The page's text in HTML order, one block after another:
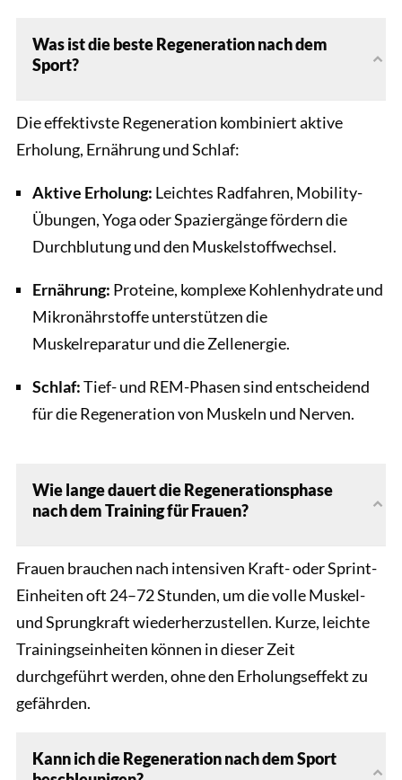
Was ist die beste Regeneration nach dem
Sport?
Die effektivste Regeneration kombiniert aktive
Erholung, Ernährung und Schlaf:
Aktive Erholung: Leichtes Radfahren, Mobility-
Übungen, Yoga oder Spaziergänge fördern die
Durchblutung und den Muskelstoffwechsel.
Ernährung: Proteine, komplexe Kohlenhydrate und
Mikronährstoffe unterstützen die
Muskelreparatur und die Zellenergie.
Schlaf:Tief- und REM-Phasen sind entscheidend
für die Regeneration von Muskeln und Nerven.
Wie lange dauert die Regenerationsphase
nach dem Training für Frauen?
Frauen brauchen nach intensiven Kraft- oder Sprint-
Einheiten oft 24–72 Stunden, um die volle Muskel-
und Sprungkraft wiederherzustellen. Kurze, leichte
Trainingseinheiten können in dieser Zeit
durchgeführt werden, ohne den Erholungseffekt zu
gefährden.
Kann ich die Regeneration nach dem Sport